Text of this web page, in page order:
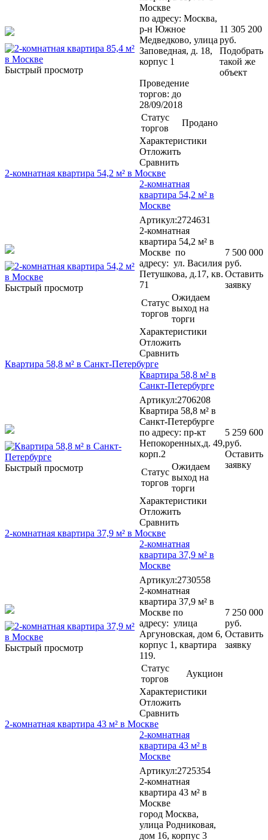
Быстрый просмотр
Москве
по адресу: Москва,
р-н Южное
Медведково, улица
Заповедная, д. 18,
корпус 1
Проведение
торгов: до
28/09/2018
Статус
торгов
Продано
Характеристики
Отложить
Сравнить
11 305 200
руб.
Подобрать
такой же
объект
2-комнатная квартира 54,2 м² в Москве
Быстрый просмотр
2-комнатная
квартира 54,2 м² в
Москве
Артикул:2724631
2-комнатная
квартира 54,2 м² в
Москве по
адресу: ул. Василия
Петушкова, д.17, кв.
71
Статус
торгов
Ожидаем
выход на
торги
Характеристики
Отложить
Сравнить
7 500 000
руб.
Оставить
заявку
Квартира 58,8 м² в Санкт-Петербурге
Быстрый просмотр
Квартира 58,8 м² в
Санкт-Петербурге
Артикул:2706208
Квартира 58,8 м² в
Санкт-Петербурге
по адресу: пр-кт
Непокоренных,д. 49,
корп.2
Статус
торгов
Ожидаем
выход на
торги
Характеристики
Отложить
Сравнить
5 259 600
руб.
Оставить
заявку
2-комнатная квартира 37,9 м² в Москве
Быстрый просмотр
2-комнатная
квартира 37,9 м² в
Москве
Артикул:2730558
2-комнатная
квартира 37,9 м² в
Москве по
адресу: улица
Аргуновская, дом 6,
корпус 1, квартира
119.
Статус
торгов
Аукцион
Характеристики
Отложить
Сравнить
7 250 000
руб.
Оставить
заявку
2-комнатная квартира 43 м² в Москве
2-комнатная
квартира 43 м² в
Москве
Артикул:2725354
2-комнатная
квартира 43 м² в
Москве
город Москва,
улица Родниковая,
дом 16, корпус 3